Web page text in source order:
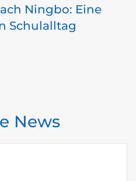
Ningbo: Eine
Schulalltag
News